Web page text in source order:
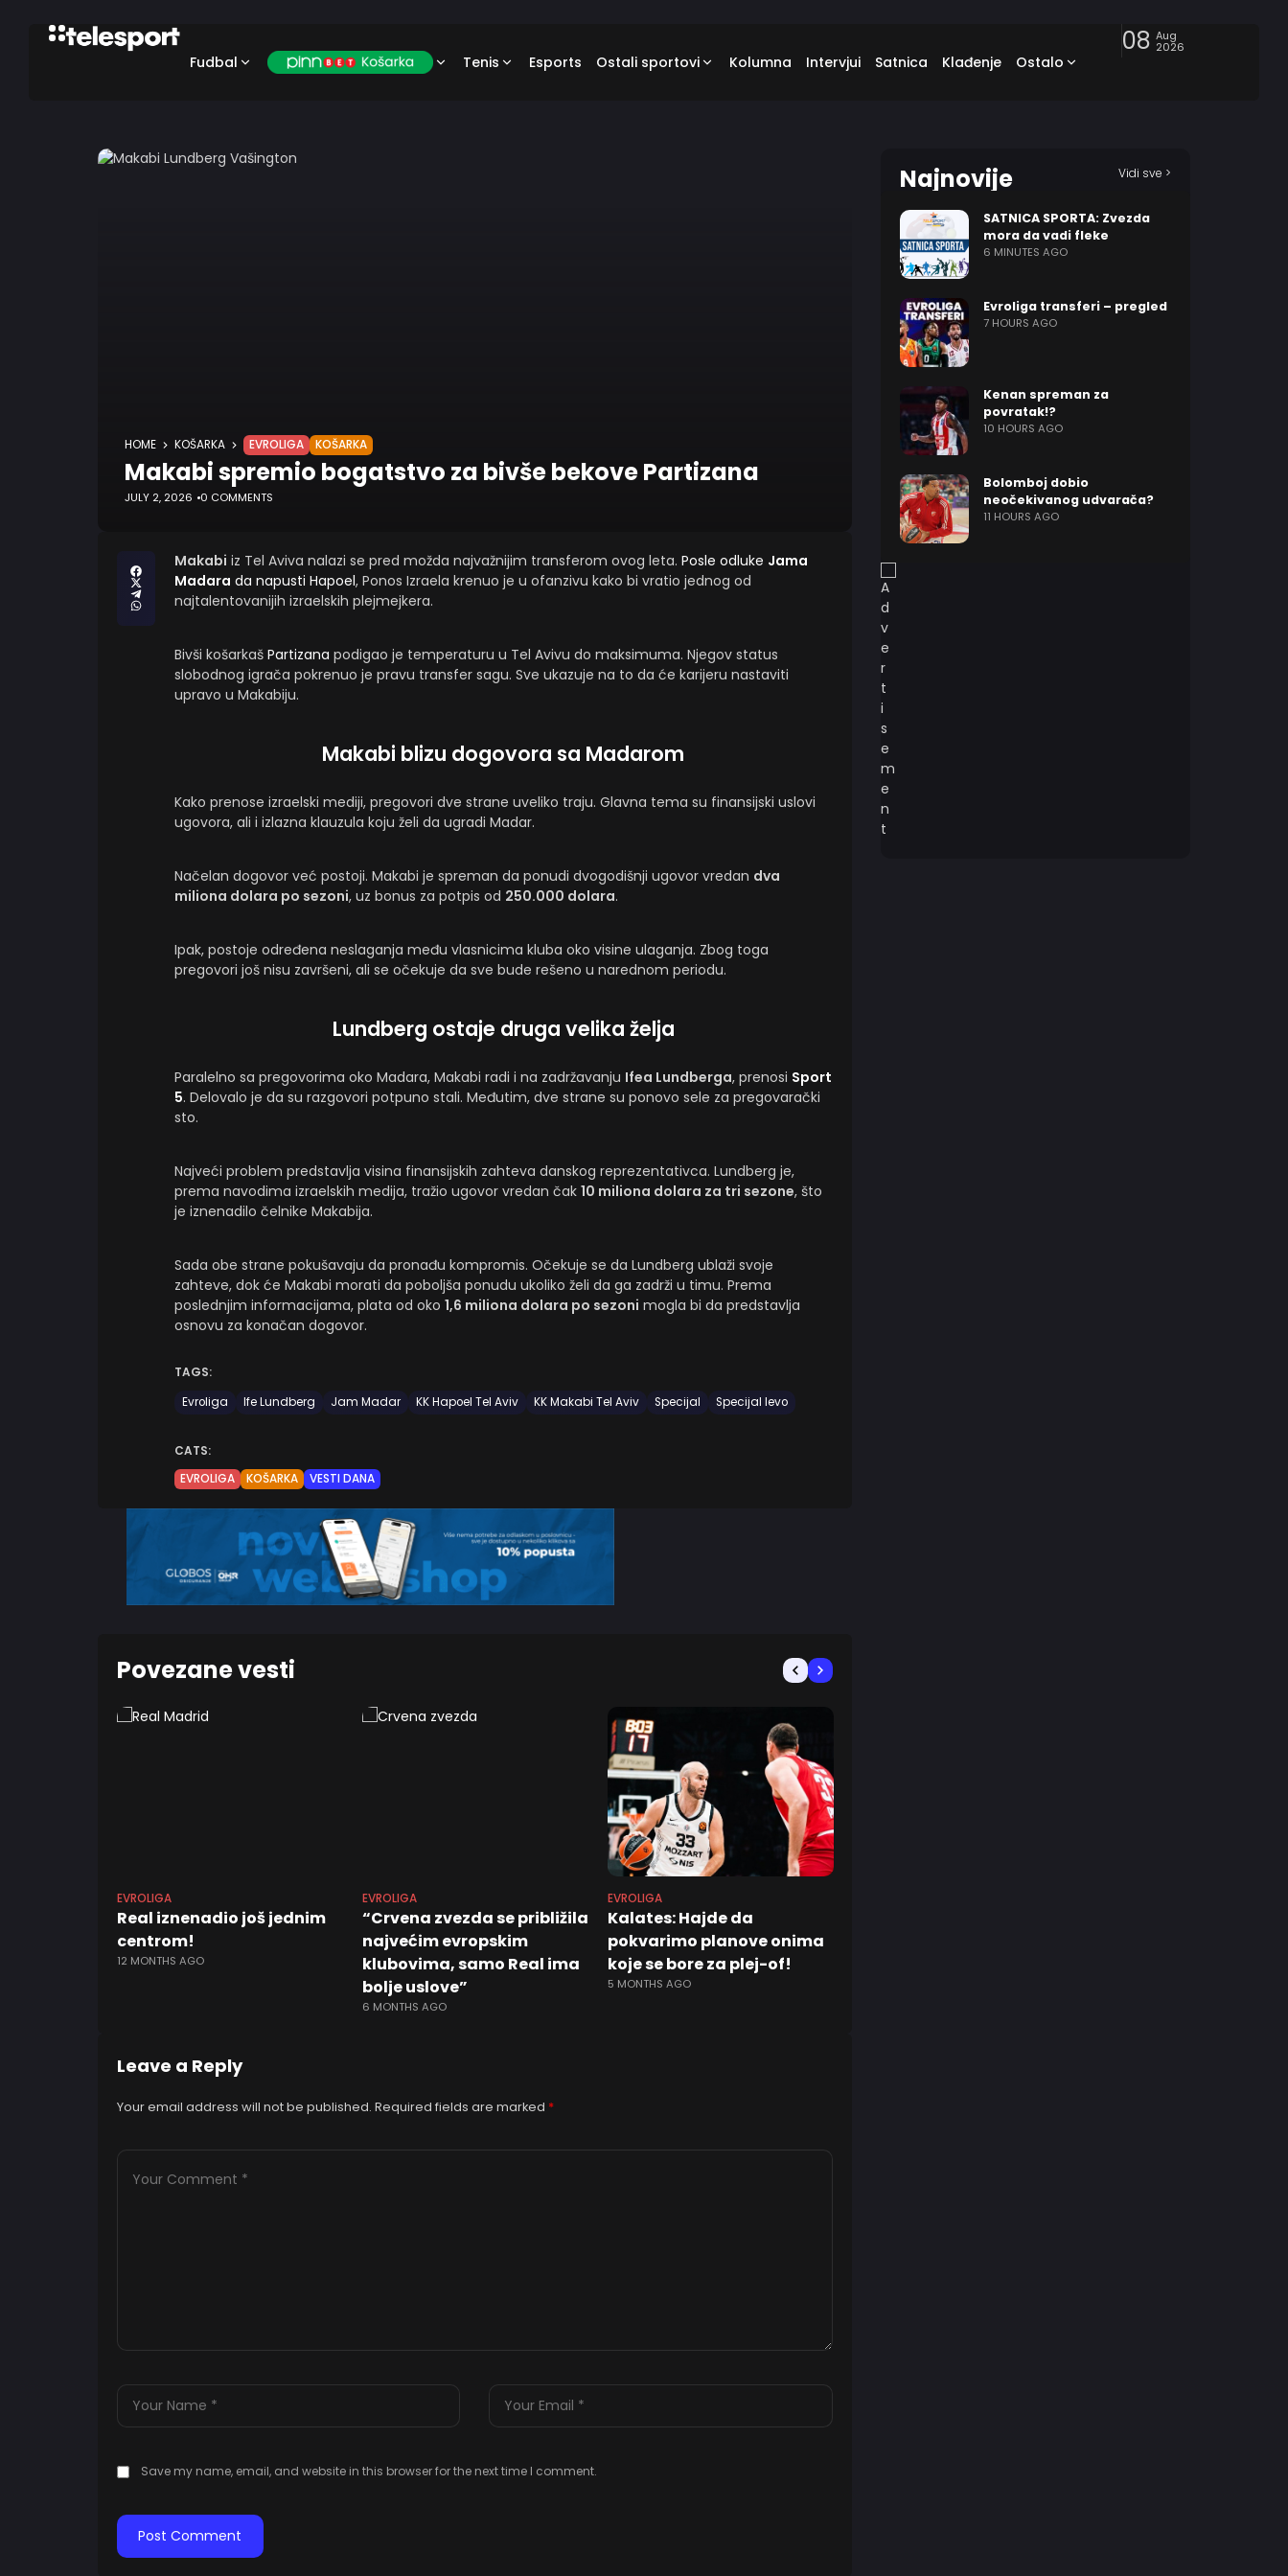
Fudbal Tenis Esports Ostali sportovi Kolumna Intervjui Satnica Klađenje Ostalo
08 Aug
2026
HOME KOŠARKA EVROLIGA KOŠARKA
Makabi spremio bogatstvo za bivše bekove Partizana
JULY 2, 2026 0 COMMENTS
Makabi iz Tel Aviva nalazi se pred možda najvažnijim transferom ovog leta. Posle odluke Jama
Madara da napusti Hapoel, Ponos Izraela krenuo je u ofanzivu kako bi vratio jednog od
najtalentovanijih izraelskih plejmejkera.
Bivši košarkaš Partizana podigao je temperaturu u Tel Avivu do maksimuma. Njegov status
slobodnog igrača pokrenuo je pravu transfer sagu. Sve ukazuje na to da će karijeru nastaviti
upravo u Makabiju.
Makabi blizu dogovora sa Madarom
Kako prenose izraelski mediji, pregovori dve strane uveliko traju. Glavna tema su finansijski uslovi
ugovora, ali i izlazna klauzula koju želi da ugradi Madar.
Načelan dogovor već postoji. Makabi je spreman da ponudi dvogodišnji ugovor vredan dva
miliona dolara po sezoni, uz bonus za potpis od 250.000 dolara.
Ipak, postoje određena neslaganja među vlasnicima kluba oko visine ulaganja. Zbog toga
pregovori još nisu završeni, ali se očekuje da sve bude rešeno u narednom periodu.
Lundberg ostaje druga velika želja
Paralelno sa pregovorima oko Madara, Makabi radi i na zadržavanju Ifea Lundberga, prenosi Sport
5. Delovalo je da su razgovori potpuno stali. Međutim, dve strane su ponovo sele za pregovarački
sto.
Najveći problem predstavlja visina finansijskih zahteva danskog reprezentativca. Lundberg je,
prema navodima izraelskih medija, tražio ugovor vredan čak 10 miliona dolara za tri sezone, što
je iznenadilo čelnike Makabija.
Sada obe strane pokušavaju da pronađu kompromis. Očekuje se da Lundberg ublaži svoje
zahteve, dok će Makabi morati da poboljša ponudu ukoliko želi da ga zadrži u timu. Prema
poslednjim informacijama, plata od oko 1,6 miliona dolara po sezoni mogla bi da predstavlja
osnovu za konačan dogovor.
TAGS:
Evroliga
Ife Lundberg Jam Madar KK Hapoel Tel Aviv KK Makabi Tel Aviv Specijal Specijal levo
CATS:
EVROLIGA
KOŠARKA VESTI DANA
Povezane vesti
EVROLIGA
Real iznenadio još jednim
centrom!
12 MONTHS AGO
EVROLIGA
“Crvena zvezda se približila
najvećim evropskim
klubovima, samo Real ima
bolje uslove”
6 MONTHS AGO
EVROLIGA
Kalates: Hajde da
pokvarimo planove onima
koje se bore za plej-of!
5 MONTHS AGO
Leave a Reply
Your email address will not be published. Required fields are marked *
Save my name, email, and website in this browser for the next time I comment.
Najnovije Vidi sve >
SATNICA SPORTA: Zvezda
mora da vadi fleke
6 MINUTES AGO
Evroliga transferi – pregled
7 HOURS AGO
Kenan spreman za
povratak!?
10 HOURS AGO
Bolomboj dobio
neočekivanog udvarača?
11 HOURS AGO